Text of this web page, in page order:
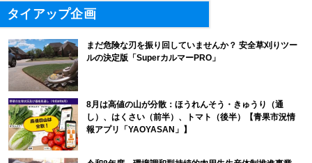
タイアップ企画
まだ危険な刃を振り回していませんか？ 安全草刈りツー
ルの決定版「SuperカルマーPRO」
8月は高値の山が分散：ほうれんそう・きゅうり（通
し）、はくさい（前半）、トマト（後半）【青果市況情
報アプリ「YAOYASAN」】